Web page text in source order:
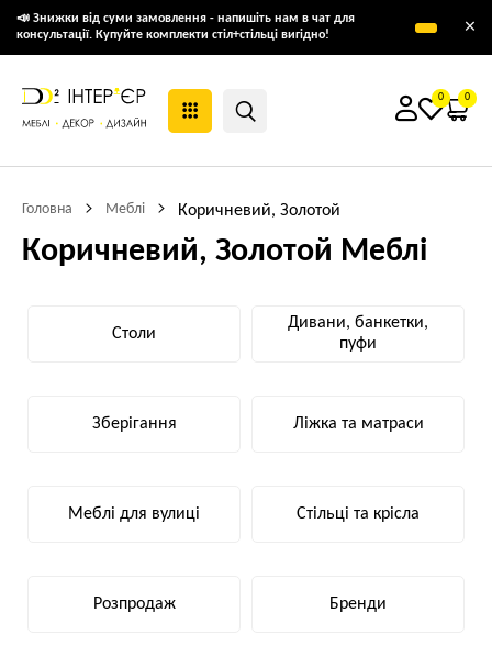
📣 Знижки від суми замовлення - напишіть нам в чат для
консультації. Купуйте комплекти стіл+стільці вигідно!
×
0 0
Головна Меблі Коричневий, Золотой
Коричневий, Золотой Меблі
Столи
Дивани, банкетки,
пуфи
Зберігання Ліжка та матраси
Меблі для вулиці Стільці та крісла
Розпродаж Бренди